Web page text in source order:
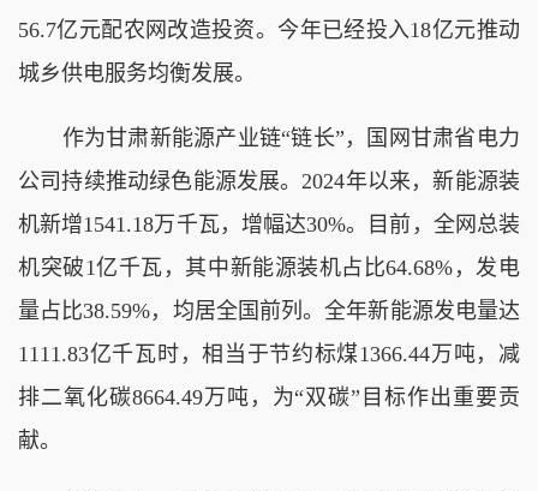
56.7亿元配农网改造投资。今年已经投入18亿元推动
城乡供电服务均衡发展。
作为甘肃新能源产业链“链长”，国网甘肃省电力
公司持续推动绿色能源发展。2024年以来，新能源装
机新增1541.18万千瓦，增幅达30%。目前，全网总装
机突破1亿千瓦，其中新能源装机占比64.68%，发电
量占比38.59%，均居全国前列。全年新能源发电量达
1111.83亿千瓦时，相当于节约标煤1366.44万吨，减
排二氧化碳8664.49万吨，为“双碳”目标作出重要贡
献。